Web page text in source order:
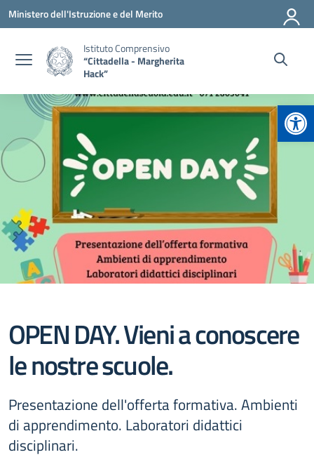
Vai ai contenuti
Vai al menu di navigazione
Vai al footer
Ministero dell'Istruzione e del Merito
Istituto Comprensivo
“Cittadella - Margherita
Hack”
OPEN DAY. Vieni a conoscere
le nostre scuole.
Presentazione dell'offerta formativa. Ambienti
di apprendimento. Laboratori didattici
disciplinari.